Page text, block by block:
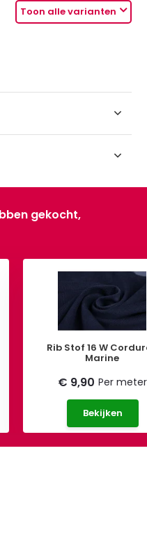
Toon alle varianten
gekocht,
Rib Stof 16 W
Marine
€ 9,90 Per meter
Bekijken